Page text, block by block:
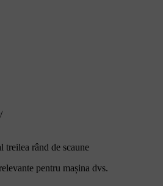
/
treilea rând de scaune
pentru mașina dvs.